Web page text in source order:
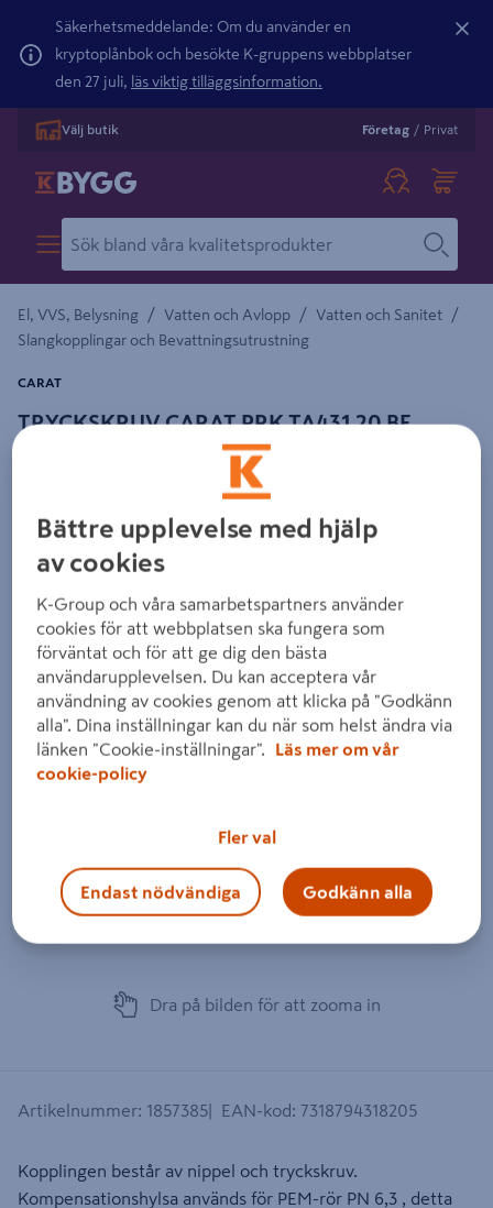
Säkerhetsmeddelande: Om du använder en
kryptoplånbok och besökte K-gruppens webbplatser
den 27 juli, läs viktig tilläggsinformation.
Välj butik Företag / Privat
El, VVS, Belysning / Vatten och Avlopp / Vatten och Sanitet /
Slangkopplingar och Bevattningsutrustning
TRYCKSKRUV CARAT PRK TA431 20 BF
CARAT
Detaljerad beskrivning finns i produktbeskrivningsområdet
Dra på bilden för att zooma in
Artikelnummer: 1857385 EAN-kod: 7318794318205
Kopplingen består av nippel och tryckskruv.
Kompensationshylsa används för PEM-rör PN 6,3 , detta
Bättre upplevelse med hjälp
av cookies
K-Group och våra samarbetspartners använder
cookies för att webbplatsen ska fungera som
förväntat och för att ge dig den bästa
användarupplevelsen. Du kan acceptera vår
användning av cookies genom att klicka på "Godkänn
alla". Dina inställningar kan du när som helst ändra via
länken "Cookie-inställningar".
Läs mer om vår
cookie-policy
Fler val
Endast nödvändiga Godkänn alla